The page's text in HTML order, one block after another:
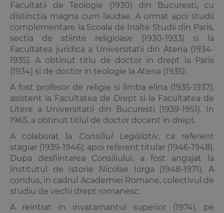
Facultatii de Teologie (1930) din Bucuresti, cu
distinctia magna cum laudae. A urmat apoi studii
complementare la Scoala de Inalte Studii din Paris,
sectia de stiinte religioase (1930-1933) si la
Facultatea juridica a Universitatii din Atena (1934-
1935). A obtinut titlu de doctor in drept la Paris
(1934) si de doctor in teologie la Atena (1935).
A fost profesor de religie si limba elina (1935-1937),
asistent la Facultatea de Drept si la Facultatea de
Litere a Universitatii din Bucuresti (1939-1951). In
1965, a obtinut titlul de doctor docent in drept.
A colaborat la Consiliul Legislativ, ca referent
stagiar (1939-1946), apoi referent titular (1946-1948).
Dupa desfiintarea Consiliului, a fost angajat la
Institutul de Istorie Nicolae Iorga (1948-1971). A
condus, in cadrul Academiei Romane, colectivul de
studiu de vechi drept romanesc.
A reintrat in invatamantul superior (1974), pe